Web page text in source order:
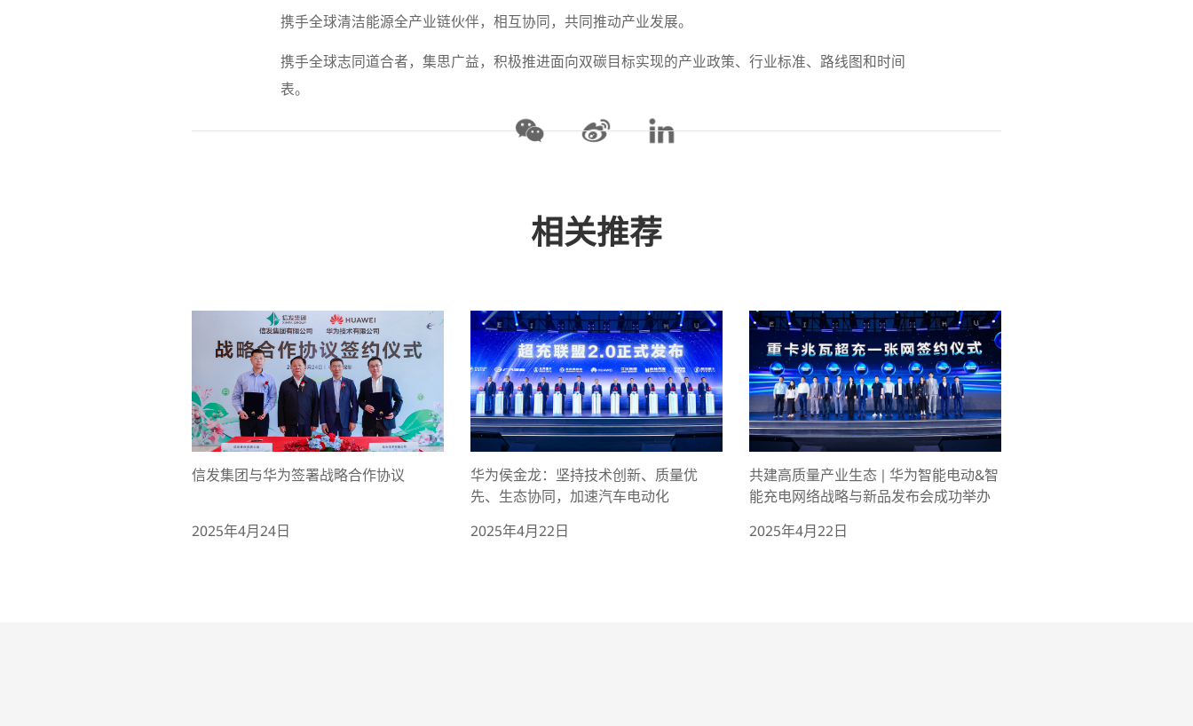
携手全球清洁能源全产业链伙伴，相互协同，共同推动产业发展。
携手全球志同道合者，集思广益，积极推进面向双碳目标实现的产业政策、行业标准、路线图和时间
表。
相关推荐
信发集团与华为签署战略合作协议
2025年4月24日
华为侯金龙：坚持技术创新、质量优
先、生态协同，加速汽车电动化
2025年4月22日
共建高质量产业生态 | 华为智能电动&智
能充电网络战略与新品发布会成功举办
2025年4月22日